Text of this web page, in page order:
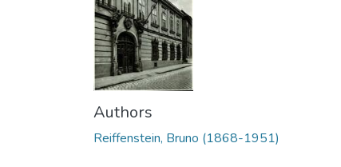
Authors
Reiffenstein, Bruno (1868-1951)